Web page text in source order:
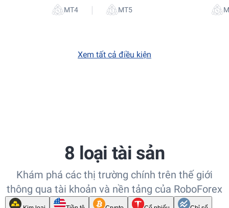
|
Xem tất cả điều kiện
8 loại tài sản
Khám phá các thị trường chính trên thế giới
thông qua tài khoản và nền tảng của RoboForex